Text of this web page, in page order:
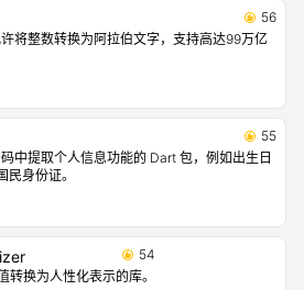
56
将整数转换为阿拉伯文字，支持高达99万亿
55
中提取个人信息功能的 Dart 包，例如出生日
身份证。
54
转换为人性化表示的库。